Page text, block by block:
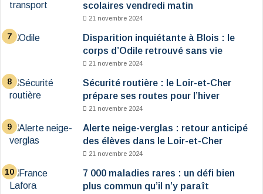
scolaires vendredi matin
21 novembre 2024
Disparition inquiétante à Blois : le
corps d’Odile retrouvé sans vie
21 novembre 2024
Sécurité routière : le Loir-et-Cher
prépare ses routes pour l’hiver
21 novembre 2024
Alerte neige-verglas : retour anticipé
des élèves dans le Loir-et-Cher
21 novembre 2024
7 000 maladies rares : un défi bien
plus commun qu’il n’y paraît